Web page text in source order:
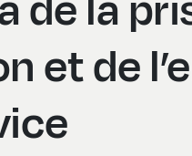
et de